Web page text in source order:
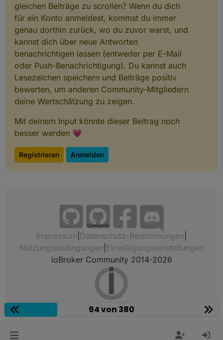
gleichen Beiträge zu scrollen? Wenn du dich
für ein Konto anmeldest, kommst du immer
genau dorthin zurück, wo du zuvor warst, und
kannst dich über neue Antworten
benachrichtigen lassen (entweder per E-Mail
oder Push-Benachrichtigung). Du kannst auch
Lesezeichen speichern und Beiträge positiv
bewerten, um anderen Community-Mitgliedern
deine Wertschätzung zu zeigen.
Mit deinem Input könnte dieser Beitrag noch
besser werden 💗
Registrieren Anmelden
Community
Impressum Datenschutz-Bestimmungen
Nutzungsbedingungen Einwilligungseinstellungen
ioBroker Community 2014-2026
94 von 380